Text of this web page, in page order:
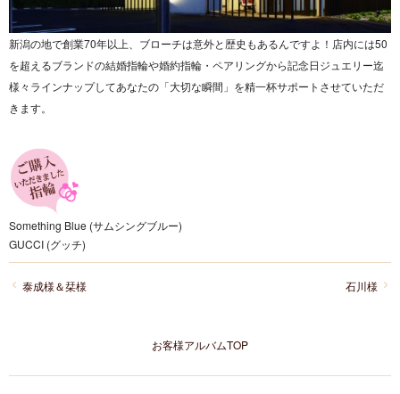
新潟の地で創業70年以上、ブローチは意外と歴史もあるんですよ！店内には50
を超えるブランドの結婚指輪や婚約指輪・ペアリングから記念日ジュエリー迄
様々ラインナップしてあなたの「大切な瞬間」を精一杯サポートさせていただ
きます。
Something Blue (サムシングブルー)
GUCCI (グッチ)
石川様
泰成様＆栞様
お客様アルバムTOP